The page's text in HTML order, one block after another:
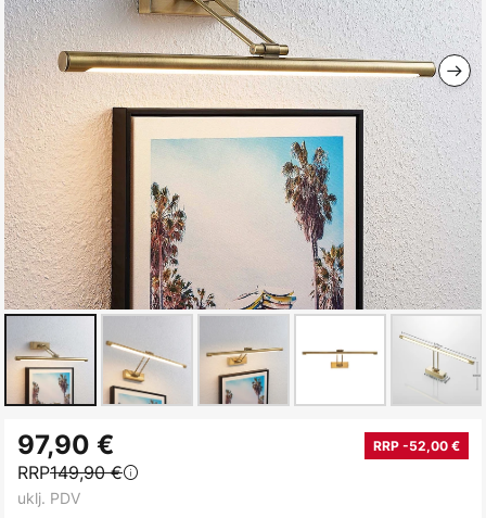
images
gallery
to
the
beginning
97,90 € RRP -52,00 €
RRP149,90 €
uklj. PDV